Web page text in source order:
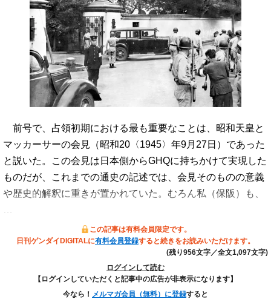
前号で、占領初期における最も重要なことは、昭和天皇と
マッカーサーの会見（昭和20〈1945〉年9月27日）であった
と説いた。この会見は日本側からGHQに持ちかけて実現した
ものだが、これまでの通史の記述では、会見そのものの意義
や歴史的解釈に重きが置かれていた。むろん私（保阪）も、
この記事は有料会員限定です。
日刊ゲンダイDIGITALに有料会員登録すると続きをお読みいただけます。
(残り956文字／全文1,097文字)
ログインして読む
【ログインしていただくと記事中の広告が非表示になります】
今なら！ メルマガ会員（無料）に登録すると